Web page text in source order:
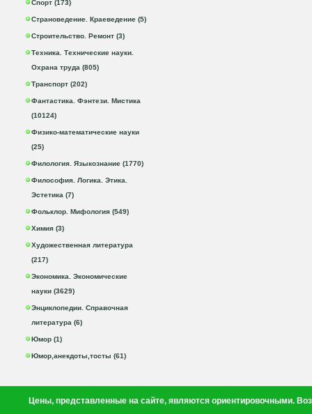
Спорт (173)
Страноведение. Краеведение (5)
Строительство. Ремонт (3)
Техника. Технические науки.
Охрана труда (805)
Транспорт (202)
Фантастика. Фэнтези. Мистика
(10124)
Физико-математические науки
(25)
Филология. Языкознание (1770)
Философия. Логика. Этика.
Эстетика (7)
Фольклор. Мифология (549)
Химия (3)
Художественная литература
(217)
Экономика. Экономические
науки (3629)
Энциклопедии. Справочная
литература (6)
Юмор (1)
Юмор,анекдоты,тосты (61)
Цены, представленные на сайте, являются ориентировочными.